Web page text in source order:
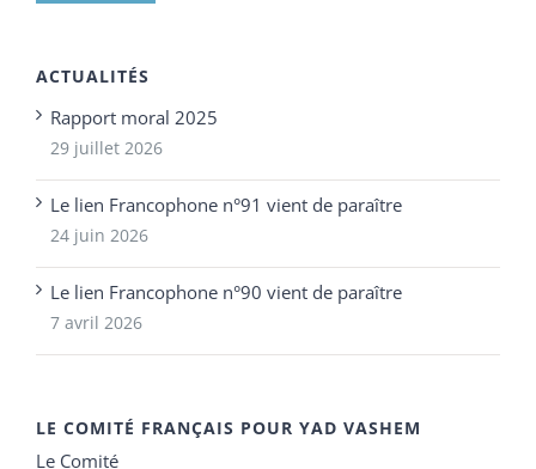
ACTUALITÉS
Rapport moral 2025
29 juillet 2026
Le lien Francophone n°91 vient de paraître
24 juin 2026
Le lien Francophone n°90 vient de paraître
7 avril 2026
LE COMITÉ FRANÇAIS POUR YAD VASHEM
Le Comité